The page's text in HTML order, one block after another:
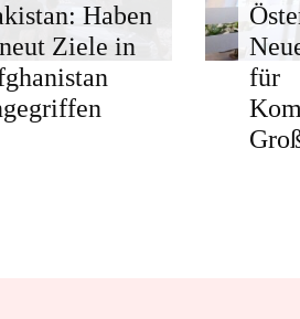
Haben
Ziele in
für